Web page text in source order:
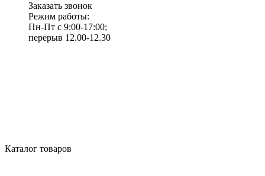
Заказать звонок
Режим работы:
Пн-Пт с 9:00-17:00;
перерыв 12.00-12.30
Каталог товаров